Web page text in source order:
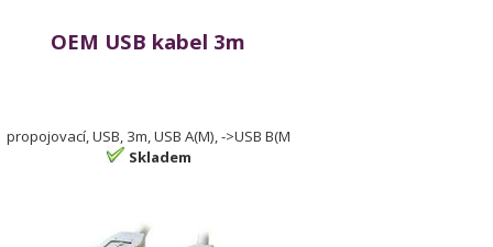
OEM USB kabel 3m
propojovací, USB, 3m, USB A(M), ->USB B(M
Skladem